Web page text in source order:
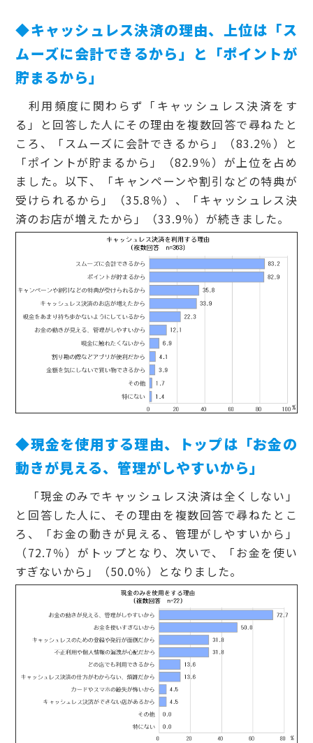
◆キャッシュレス決済の理由、上位は「ス
ムーズに会計できるから」と「ポイントが
貯まるから」
利用頻度に関わらず「キャッシュレス決済をす
る」と回答した人にその理由を複数回答で尋ねたと
ころ、「スムーズに会計できるから」（83.2％）と
「ポイントが貯まるから」（82.9％）が上位を占め
ました。以下、「キャンペーンや割引などの特典が
受けられるから」（35.8％）、「キャッシュレス決
済のお店が増えたから」（33.9％）が続きました。
◆現金を使用する理由、トップは「お金の
動きが見える、管理がしやすいから」
「現金のみでキャッシュレス決済は全くしない」
と回答した人に、その理由を複数回答で尋ねたとこ
ろ、「お金の動きが見える、管理がしやすいから」
（72.7％）がトップとなり、次いで、「お金を使い
すぎないから」（50.0％）となりました。